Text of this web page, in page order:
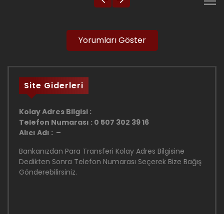
Yorumları Göster
Site Giderleri
Kolay Adres Bilgisi :
Telefon Numarası : 0 507 302 39 16
Alıcı Adı : –
Bankanızdan Para Transferi Kolay Adres Bilgisine
Dedikten Sonra Telefon Numarası Seçerek Bize Bağış
Gönderebilirsiniz.